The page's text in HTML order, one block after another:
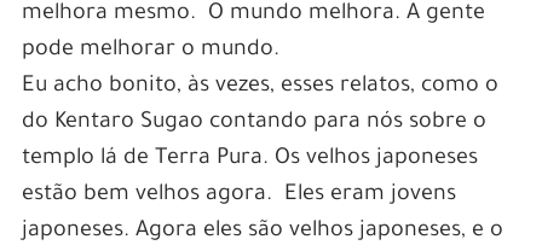
melhora mesmo. O mundo melhora. A gente
pode melhorar o mundo.
Eu acho bonito, às vezes, esses relatos, como o
do Kentaro Sugao contando para nós sobre o
templo lá de Terra Pura. Os velhos japoneses
estão bem velhos agora. Eles eram jovens
japoneses. Agora eles são velhos japoneses, e o